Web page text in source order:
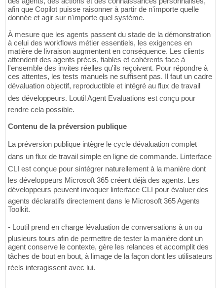
afin que Copilot puisse raisonner à partir de n'importe quelle
donnée et agir sur n'importe quel système.
À mesure que les agents passent du stade de la démonstration
à celui des workflows métier essentiels, les exigences en
matière de livraison augmentent en conséquence. Les clients
attendent des agents précis, fiables et cohérents face à
l'ensemble des invites réelles qu'ils reçoivent. Pour répondre à
ces attentes, les tests manuels ne suffisent pas. Il faut un cadre
dévaluation objectif, reproductible et intégré au flux de travail
des développeurs. Loutil Agent Evaluations est conçu pour
rendre cela possible.
Contenu de la préversion publique
La préversion publique intègre le cycle dévaluation complet
dans un flux de travail simple en ligne de commande. Linterface
CLI est conçue pour sintégrer naturellement à la manière dont
les développeurs Microsoft 365 créent déjà des agents. Les
développeurs peuvent invoquer linterface CLI pour évaluer des
agents déclaratifs directement dans le Microsoft 365 Agents
Toolkit.
- Loutil prend en charge lévaluation de conversations à un ou
plusieurs tours afin de permettre de tester la manière dont un
agent conserve le contexte, gère les relances et accomplit des
tâches de bout en bout, à limage de la façon dont les utilisateurs
réels interagissent avec lui.